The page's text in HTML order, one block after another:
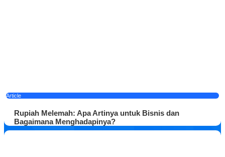
Article
Rupiah Melemah: Apa Artinya untuk Bisnis dan
Bagaimana Menghadapinya?